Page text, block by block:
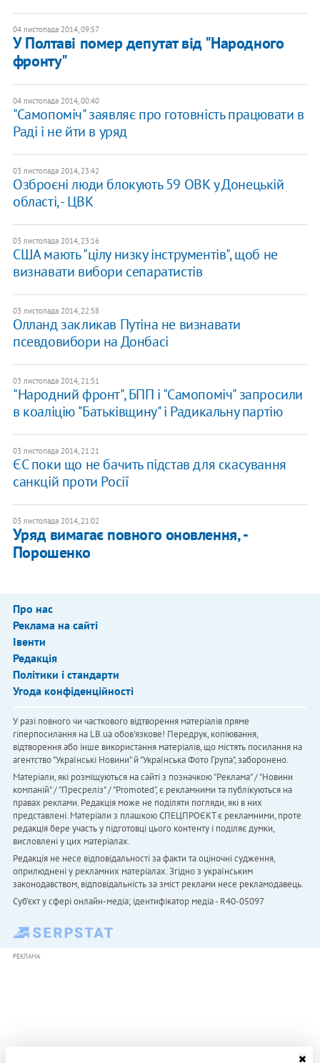
04 листопада 2014, 09:57
У Полтаві помер депутат від "Народного
фронту"
04 листопада 2014, 00:40
"Самопоміч" заявляє про готовність працювати в
Раді і не йти в уряд
03 листопада 2014, 23:42
Озброєні люди блокують 59 ОВК у Донецькій
області, - ЦВК
03 листопада 2014, 23:16
США мають "цілу низку інструментів", щоб не
визнавати вибори сепаратистів
03 листопада 2014, 22:58
Олланд закликав Путіна не визнавати
псевдовибори на Донбасі
03 листопада 2014, 21:51
"Народний фронт", БПП і "Самопоміч" запросили
в коаліцію "Батьківщину" і Радикальну партію
03 листопада 2014, 21:21
ЄС поки що не бачить підстав для скасування
санкцій проти Росії
03 листопада 2014, 21:02
Уряд вимагає повного оновлення, -
Порошенко
Про нас
Реклама на сайті
Івенти
Редакція
Політики і стандарти
Угода конфіденційності
У разі повного чи часткового відтворення матеріалів пряме
гіперпосилання на LB.ua обов'язкове! Передрук, копіювання,
відтворення або інше використання матеріалів, що містять посилання на
агентство "Українськi Новини" й "Українська Фото Група", заборонено.
Матеріали, які розміщуються на сайті з позначкою "Реклама" / "Новини
компаній" / "Пресреліз" / "Promoted", є рекламними та публікуються на
правах реклами. Редакція може не поділяти погляди, які в них
представлені. Матеріали з плашкою СПЕЦПРОЄКТ є рекламними, проте
редакція бере участь у підготовці цього контенту і поділяє думки,
висловлені у цих матеріалах.
Редакція не несе відповідальності за факти та оціночні судження,
оприлюднені у рекламних матеріалах. Згідно з українським
законодавством, відповідальність за зміст реклами несе рекламодавець.
Cуб'єкт у сфері онлайн-медіа; ідентифікатор медіа - R40-05097
РЕКЛАМА